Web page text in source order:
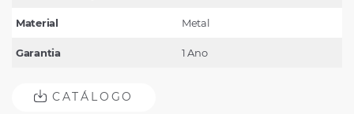
Material Metal
Garantia 1 Ano
CATÁLOGO